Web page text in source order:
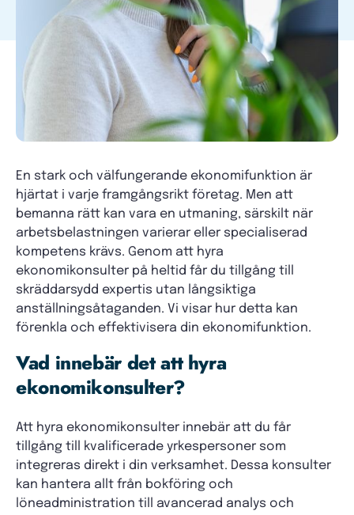
En stark och välfungerande ekonomifunktion är
hjärtat i varje framgångsrikt företag. Men att
bemanna rätt kan vara en utmaning, särskilt när
arbetsbelastningen varierar eller specialiserad
kompetens krävs. Genom att hyra
ekonomikonsulter på heltid får du tillgång till
skräddarsydd expertis utan långsiktiga
anställningsåtaganden. Vi visar hur detta kan
förenkla och effektivisera din ekonomifunktion.
Vad innebär det att hyra
ekonomikonsulter?
Att hyra ekonomikonsulter innebär att du får
tillgång till kvalificerade yrkespersoner som
integreras direkt i din verksamhet. Dessa konsulter
kan hantera allt från bokföring och
löneadministration till avancerad analys och